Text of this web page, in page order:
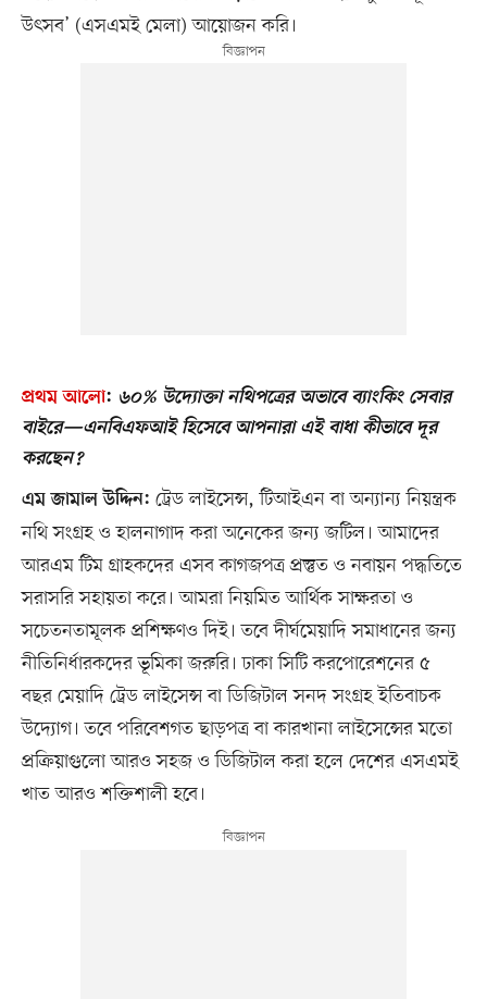
উৎসব’ (এসএমই মেলা) আয়োজন করি।
প্রথম আলো: ৬০% উদ্যোক্তা নথিপত্রের অভাবে ব্যাংকিং সেবার
বাইরে—এনবিএফআই হিসেবে আপনারা এই বাধা কীভাবে দূর
করছেন?
এম জামাল উদ্দিন: ট্রেড লাইসেন্স, টিআইএন বা অন্যান্য নিয়ন্ত্রক
নথি সংগ্রহ ও হালনাগাদ করা অনেকের জন্য জটিল। আমাদের
আরএম টিম গ্রাহকদের এসব কাগজপত্র প্রস্তুত ও নবায়ন পদ্ধতিতে
সরাসরি সহায়তা করে। আমরা নিয়মিত আর্থিক সাক্ষরতা ও
সচেতনতামূলক প্রশিক্ষণও দিই। তবে দীর্ঘমেয়াদি সমাধানের জন্য
নীতিনির্ধারকদের ভূমিকা জরুরি। ঢাকা সিটি করপোরেশনের ৫
বছর মেয়াদি ট্রেড লাইসেন্স বা ডিজিটাল সনদ সংগ্রহ ইতিবাচক
উদ্যোগ। তবে পরিবেশগত ছাড়পত্র বা কারখানা লাইসেন্সের মতো
প্রক্রিয়াগুলো আরও সহজ ও ডিজিটাল করা হলে দেশের এসএমই
খাত আরও শক্তিশালী হবে।